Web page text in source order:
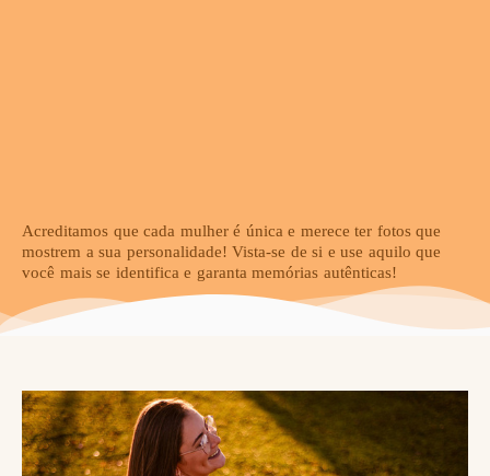
Acreditamos que cada mulher é única e merece ter fotos que
mostrem a sua personalidade! Vista-se de si e use aquilo que
você mais se identifica e garanta memórias autênticas!